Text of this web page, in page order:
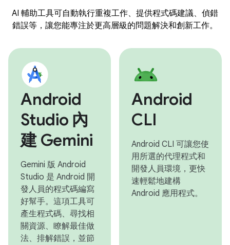
AI 輔助工具可自動執行重複工作、提供程式碼建議、偵錯
錯誤等，讓您能專注於更高層級的問題解決和創新工作。
Android
Studio 內
建 Gemini
Gemini 版 Android
Studio 是 Android 開
發人員的程式碼編寫
好幫手。這項工具可
產生程式碼、尋找相
關資源、瞭解最佳做
法、排解錯誤，並節
Android
CLI
Android CLI 可讓您使
用所選的代理程式和
開發人員環境，更快
速輕鬆地建構
Android 應用程式。